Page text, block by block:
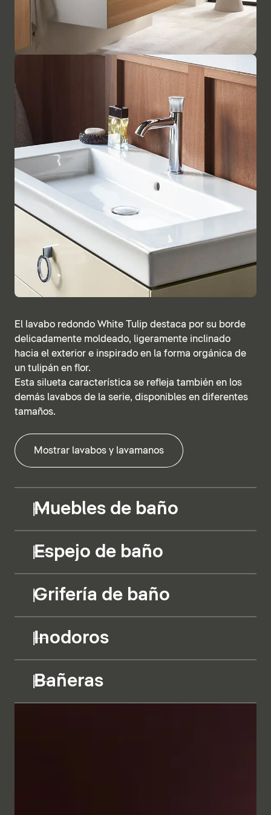
El lavabo redondo White Tulip destaca por su borde
delicadamente moldeado, ligeramente inclinado
hacia el exterior e inspirado en la forma orgánica de
un tulipán en flor.
Esta silueta característica se refleja también en los
demás lavabos de la serie, disponibles en diferentes
tamaños.
Mostrar lavabos y lavamanos
Muebles de baño
Espejo de baño
Grifería de baño
Inodoros
Bañeras